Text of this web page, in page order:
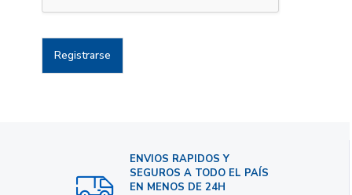
Registrarse
ENVIOS RAPIDOS Y
SEGUROS A TODO EL PAÍS
EN MENOS DE 24H